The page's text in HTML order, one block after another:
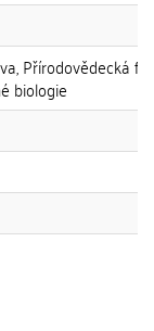
Přírodovědecká
biologie